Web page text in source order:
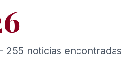
255 noticias encontradas